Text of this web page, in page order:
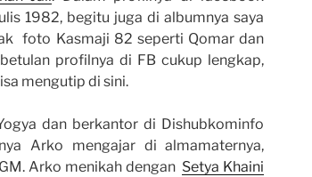
1982, begitu juga di albumnya saya
foto Kasmaji 82 seperti Qomar dan
profilnya di FB cukup lengkap,
mengutip di sini.
dan berkantor di Dishubkominfo
Arko mengajar di almamaternya,
Arko menikah dengan Setya Khaini